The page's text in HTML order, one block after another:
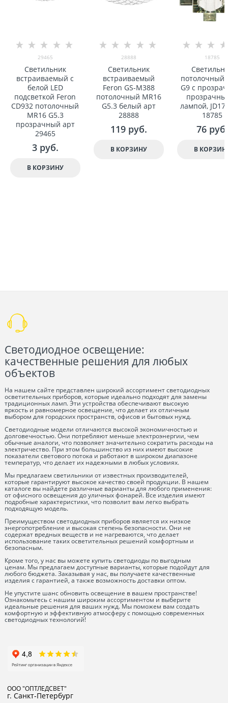
29465
Светильник
встраиваемый с
белой LED
подсветкой Feron
CD932 потолочный
MR16 G5.3
прозрачный арт
29465
3 руб.
В КОРЗИНУ
28888
Светильник
встраиваемый
Feron GS-M388
потолочный MR16
G5.3 белый арт
28888
119 руб.
В КОРЗИНУ
18785
потолочный,
G9 с
лампой,
18785
76 руб.
В
Светодиодное освещение:
качественные решения для любых
объектов
На нашем сайте представлен широкий ассортимент светодиодных
осветительных приборов, которые идеально подходят для замены
традиционных ламп. Эти устройства обеспечивают высокую
яркость и равномерное освещение, что делает их отличным
выбором для городских пространств, офисов и бытовых нужд.
Светодиодные модели отличаются высокой экономичностью и
долговечностью. Они потребляют меньше электроэнергии, чем
обычные аналоги, что позволяет значительно сократить расходы на
электричество. При этом большинство из них имеют высокие
показатели светового потока и работают в широком диапазоне
температур, что делает их надежными в любых условиях.
Мы предлагаем светильники от известных производителей,
которые гарантируют высокое качество своей продукции. В нашем
каталоге вы найдете различные варианты для любого применения:
от офисного освещения до уличных фонарей. Все изделия имеют
подробные характеристики, что позволит вам легко выбрать
подходящую модель.
Преимуществом светодиодных приборов является их низкое
энергопотребление и высокая степень безопасности. Они не
содержат вредных веществ и не нагреваются, что делает
использование таких осветительных решений комфортным и
безопасным.
Кроме того, у нас вы можете купить светодиоды по выгодным
ценам. Мы предлагаем доступные варианты, которые подойдут для
любого бюджета. Заказывая у нас, вы получаете качественные
изделия с гарантией, а также возможность доставки оптом.
Не упустите шанс обновить освещение в вашем пространстве!
Ознакомьтесь с нашим широким ассортиментом и выберите
идеальные решения для ваших нужд. Мы поможем вам создать
комфортную и эффективную атмосферу с помощью современных
светодиодных технологий!
ООО "ОПТЛЕДСВЕТ"
г. Санкт-Петербург